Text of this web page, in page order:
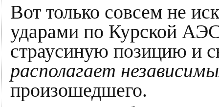
Вот только совсем не
ударами по Курской
страусиную позицию и
располагает
произошедшего.